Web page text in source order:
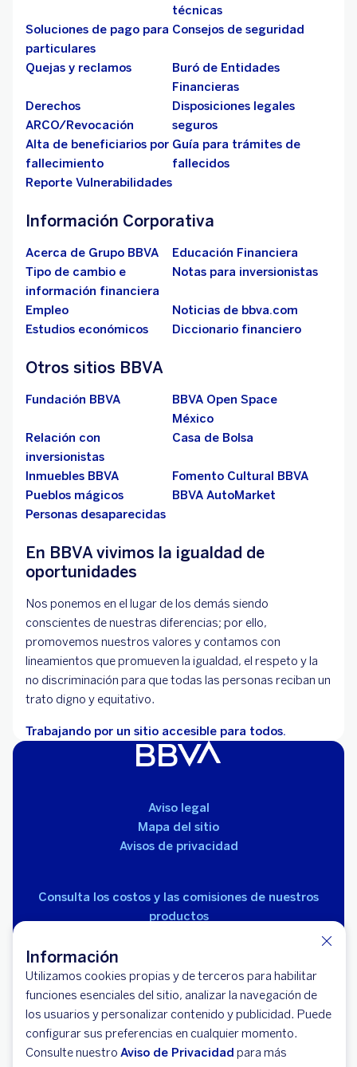
Información
Utilizamos cookies propias y de terceros para habilitar
funciones esenciales del sitio, analizar la navegación de
los usuarios y personalizar contenido y publicidad. Puede
configurar sus preferencias en cualquier momento.
Consulte nuestro Aviso de Privacidad para más
técnicas
Soluciones de pago para
particulares
Consejos de seguridad
Quejas y reclamos
Buró de Entidades
Financieras
Derechos
ARCO/Revocación
Disposiciones legales
seguros
Alta de beneficiarios por
fallecimiento
Guía para trámites de
fallecidos
Reporte Vulnerabilidades
Información Corporativa
Acerca de Grupo BBVA
Educación Financiera
Tipo de cambio e
información financiera
Notas para inversionistas
Empleo
Noticias de bbva.com
Estudios económicos
Diccionario financiero
Otros sitios BBVA
Fundación BBVA
BBVA Open Space
México
Relación con
inversionistas
Casa de Bolsa
Inmuebles BBVA
Fomento Cultural BBVA
Pueblos mágicos
BBVA AutoMarket
Personas desaparecidas
En BBVA vivimos la igualdad de
oportunidades
Nos ponemos en el lugar de los demás siendo
conscientes de nuestras diferencias; por ello,
promovemos nuestros valores y contamos con
lineamientos que promueven la igualdad, el respeto y la
no discriminación para que todas las personas reciban un
trato digno y equitativo.
Trabajando por un sitio accesible para todos.
Aviso legal
Mapa del sitio
Avisos de privacidad
Consulta los costos y las comisiones de nuestros
productos
© 2026 BBVA México, S.A., Institución de Banca
Múltiple, Grupo Financiero BBVA México. Avenida Paseo